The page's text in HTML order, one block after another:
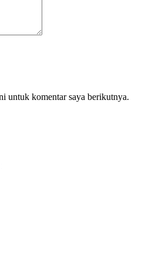
untuk komentar saya berikutnya.